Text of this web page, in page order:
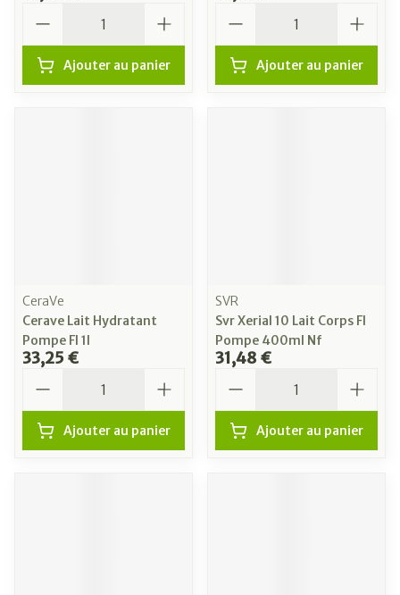
Ajouter au panier Ajouter au panier
CeraVe
Cerave Lait Hydratant
Pompe Fl 1l
33,25 €
Ajouter au panier
SVR
Svr Xerial 10 Lait Corps Fl
Pompe 400ml Nf
31,48 €
Ajouter au panier